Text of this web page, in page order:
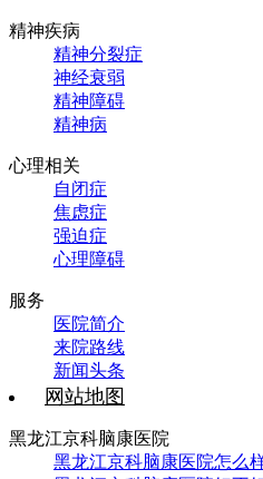
精神疾病
精神分裂症
神经衰弱
精神障碍
精神病
心理相关
自闭症
焦虑症
强迫症
心理障碍
服务
医院简介
来院路线
新闻头条
网站地图
黑龙江京科脑康医院
黑龙江京科脑康医院怎么